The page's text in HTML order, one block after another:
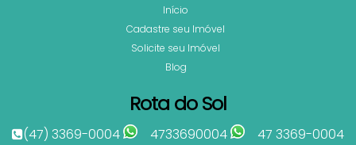
Início
Cadastre seu Imóvel
Solicite seu Imóvel
Blog
Rota do Sol
(47) 3369-0004 4733690004
47 3369-0004